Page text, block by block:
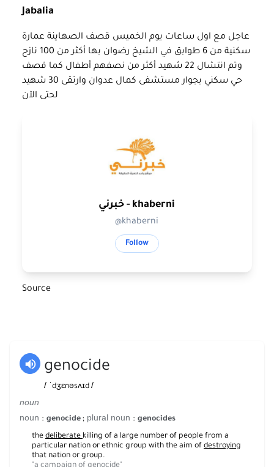
Jabalia
عاجل مع اول ساعات يوم الخميس قصف الصهاينة عمارة
سكنية من 6 طوابق في الشيخ رضوان بها أكثر من 100 نازح
وتم انتشال 22 شهيد أكثر من نصفهم أطفال كما قصف
حي سكني بجوار مستشفى كمال عدوان وارتقى 30 شهيد
لحتى الآن
خبرني - khaberni
@khaberni
Follow
Source
genocide
/ ˈdʒɛnəsʌɪd /
noun
noun : genocide ; plural noun : genocides
the deliberatekilling of a large number of people from a
particular nation or ethnic group with the aim of destroying
that nation or group.